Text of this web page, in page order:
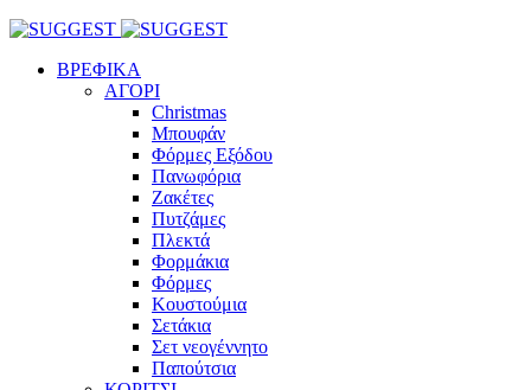
ΒΡΕΦΙΚΑ
ΑΓΟΡΙ
Christmas
Μπουφάν
Φόρμες Εξόδου
Πανωφόρια
Ζακέτες
Πυτζάμες
Πλεκτά
Φορμάκια
Φόρμες
Κουστούμια
Σετάκια
Σετ νεογέννητο
Παπούτσια